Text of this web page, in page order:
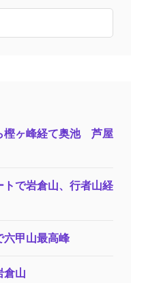
樫ヶ峰経て奥池 芦屋
で岩倉山、行者山経
甲山最高峰
倉山